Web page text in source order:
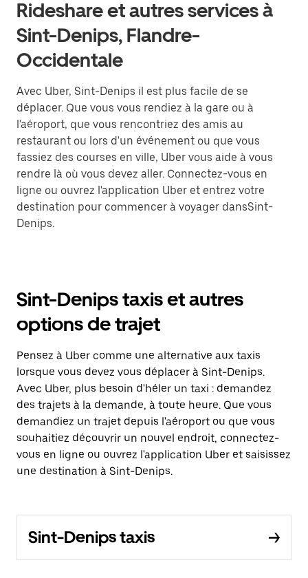
Rideshare et autres services à
Sint-Denips, Flandre-
Occidentale
Avec Uber, Sint-Denips il est plus facile de se
déplacer. Que vous vous rendiez à la gare ou à
l'aéroport, que vous rencontriez des amis au
restaurant ou lors d'un événement ou que vous
fassiez des courses en ville, Uber vous aide à vous
rendre là où vous devez aller. Connectez-vous en
ligne ou ouvrez l'application Uber et entrez votre
destination pour commencer à voyager dansSint-
Denips.
Sint-Denips taxis et autres
options de trajet
Pensez à Uber comme une alternative aux taxis
lorsque vous devez vous déplacer à Sint-Denips.
Avec Uber, plus besoin d'héler un taxi : demandez
des trajets à la demande, à toute heure. Que vous
demandiez un trajet depuis l'aéroport ou que vous
souhaitiez découvrir un nouvel endroit, connectez-
vous en ligne ou ouvrez l'application Uber et saisissez
une destination à Sint-Denips.
Sint-Denips taxis